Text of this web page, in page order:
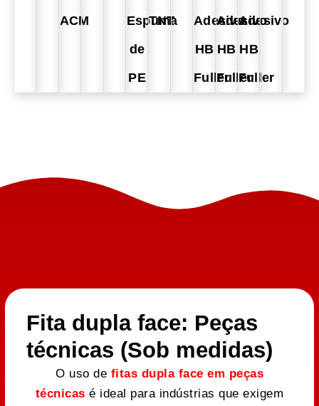
ACM
Espuma
de
PE
TNT
Adesivo
HB
Fuller
Adesivo
HB
Fuller
Adesivo
HB
Fuller
Fita dupla face: Peças
técnicas (Sob medidas)
O uso de fitas dupla face em peças
técnicas é ideal para indústrias que exigem